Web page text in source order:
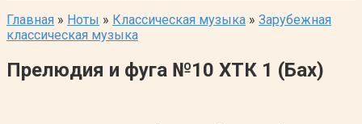
Главная » Ноты » Классическая музыка » Зарубежная
классическая музыка
Прелюдия и фуга №10 ХТК 1 (Бах)